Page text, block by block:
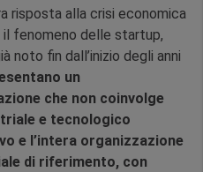
risposta alla crisi economica
fenomeno delle startup,
noto fin dall’inizio degli anni
un
che non coinvolge
e tecnologico
e l’intera organizzazione
di riferimento, con